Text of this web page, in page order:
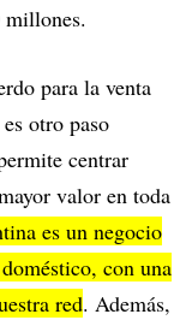
para la venta
otro paso
centrar
valor en toda
es un negocio
con una
red. Además,